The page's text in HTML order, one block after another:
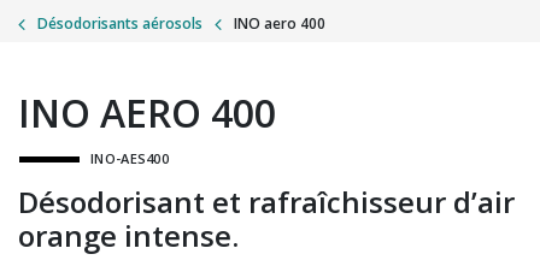
Accessoires de sécurité
Accessoires pour le lavage de mur
Accessoires pour salles de bain
Alimentaire
Autres accessoires
Gants
Plexiglas
Signalisations
Test de diagnostic
Thermomètre
Désodorisants aérosols
INO aero 400
INO AERO 400
INO-AES400
Désodorisant et rafraîchisseur d’air
orange intense.